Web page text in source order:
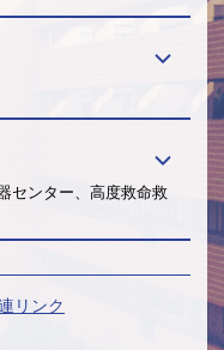
センター、高度救命救
リンク